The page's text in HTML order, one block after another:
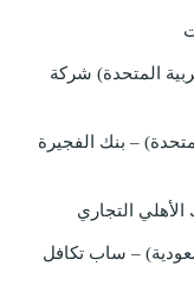
المتحدة) شركة
– بنك الفجيرة
التجاري
– ساب تكافل